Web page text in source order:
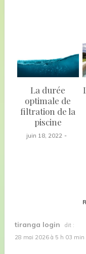
La durée
optimale de
filtration de la
piscine
juin 18, 2022
tiranga login
dit :
28 mai 2026 à 5 h 03 min